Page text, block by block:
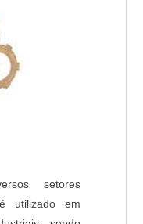
setores
utilizado em